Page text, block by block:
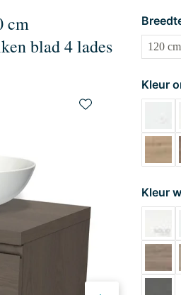
cm
blad 4 lades
Kleur
Kleur